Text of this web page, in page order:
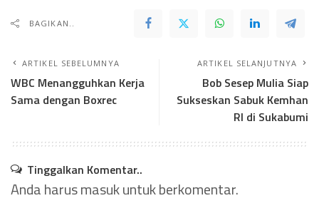
BAGIKAN..
ARTIKEL SEBELUMNYA
WBC Menangguhkan Kerja
Sama dengan Boxrec
ARTIKEL SELANJUTNYA
Bob Sesep Mulia Siap
Sukseskan Sabuk Kemhan
RI di Sukabumi
Tinggalkan Komentar..
Anda harusmasukuntuk berkomentar.